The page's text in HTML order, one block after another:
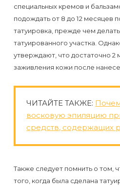
перед
визитом
к
уходу
депиляции
воском
специальных кремов и
подождать от 8 до 12 месяцев
татуировка, прежде чем
татуированного участка.
утверждают, что достаточно 2
заживления кожи после
ЧИТАЙТЕ ТАКЖЕ:
восковую эпиляцию
средств, содержащих
Также следует помнить о том,
того, когда была сделана